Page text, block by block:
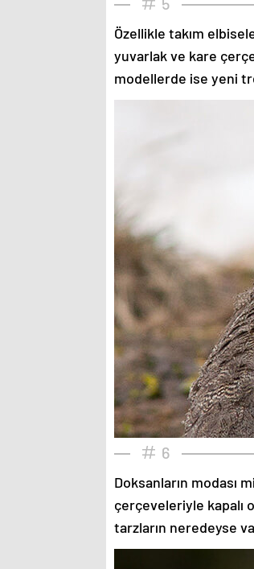
Özellikle takım
yuvarlak ve kare
modellerde ise yeni
6
Doksanların modası
çerçeveleriyle kapalı
tarzların neredeyse